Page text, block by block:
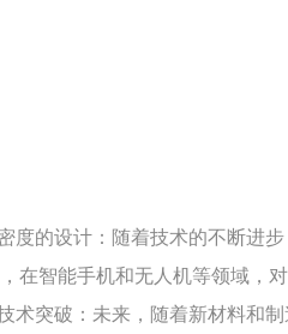
度的设计：随着技术的不断进
在智能手机和无人机等领域，
术突破：未来，随着新材料和